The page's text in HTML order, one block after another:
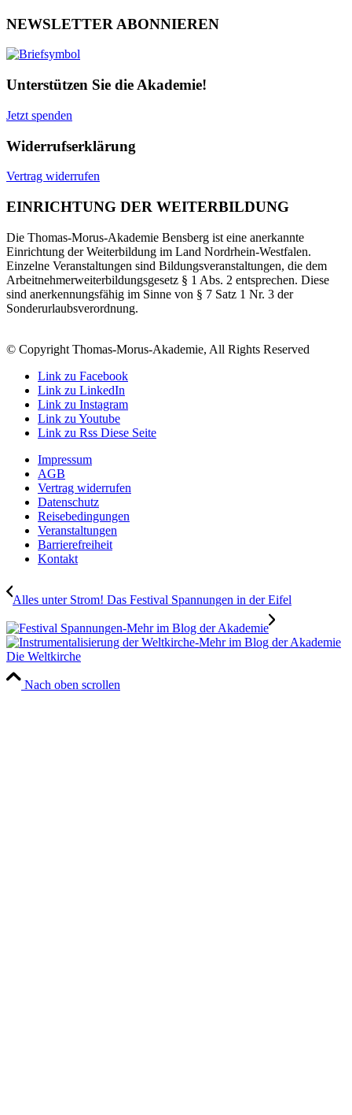
NEWSLETTER ABONNIEREN
Unterstützen Sie die Akademie!
Jetzt spenden
Widerrufserklärung
Vertrag widerrufen
EINRICHTUNG DER WEITERBILDUNG
Die Thomas-Morus-Akademie Bensberg ist eine anerkannte
Einrichtung der Weiterbildung im Land Nordrhein-Westfalen.
Einzelne Veranstaltungen sind Bildungsveranstaltungen, die dem
Arbeitnehmerweiterbildungsgesetz § 1 Abs. 2 entsprechen. Diese
sind anerkennungsfähig im Sinne von § 7 Satz 1 Nr. 3 der
Sonderurlaubsverordnung.
© Copyright Thomas-Morus-Akademie, All Rights Reserved
Link zu Facebook
Link zu LinkedIn
Link zu Instagram
Link zu Youtube
Link zu Rss Diese Seite
Impressum
AGB
Vertrag widerrufen
Datenschutz
Reisebedingungen
Veranstaltungen
Barrierefreiheit
Kontakt
Alles unter Strom! Das Festival Spannungen in der Eifel
Die Weltkirche
Nach oben scrollen